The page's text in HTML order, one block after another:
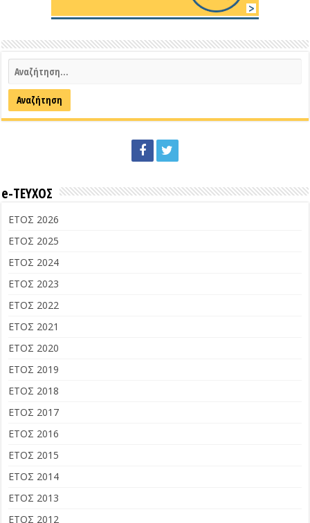
e-ΤΕΥΧΟΣ
ΕΤΟΣ 2026
ΕΤΟΣ 2025
ΕΤΟΣ 2024
ΕΤΟΣ 2023
ΕΤΟΣ 2022
ΕΤΟΣ 2021
ΕΤΟΣ 2020
ΕΤΟΣ 2019
ΕΤΟΣ 2018
ΕΤΟΣ 2017
ΕΤΟΣ 2016
ΕΤΟΣ 2015
ΕΤΟΣ 2014
ΕΤΟΣ 2013
ΕΤΟΣ 2012